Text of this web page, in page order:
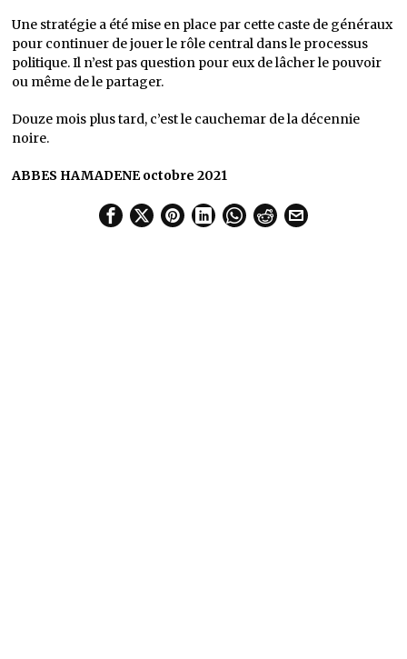
Une stratégie a été mise en place par cette caste de généraux
pour continuer de jouer le rôle central dans le processus
politique. Il n’est pas question pour eux de lâcher le pouvoir
ou même de le partager.
Douze mois plus tard, c’est le cauchemar de la décennie
noire.
ABBES HAMADENE octobre 2021